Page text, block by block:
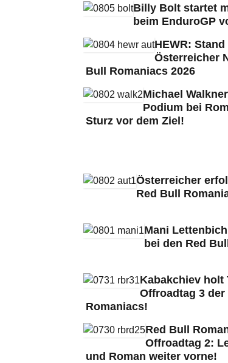
Billy Bolt startet
beim EnduroGP
HEWR: Stand
Österreicher
Bull Romaniacs 2026
Michael
Podium bei
Sturz vor dem Ziel!
Österreicher
Red Bull
Mani
bei den Red
Kabakchiev holt
Offroadtag 3 der
Romaniacs!
Red Bull
Offroadtag 2:
und Roman weiter vorne!